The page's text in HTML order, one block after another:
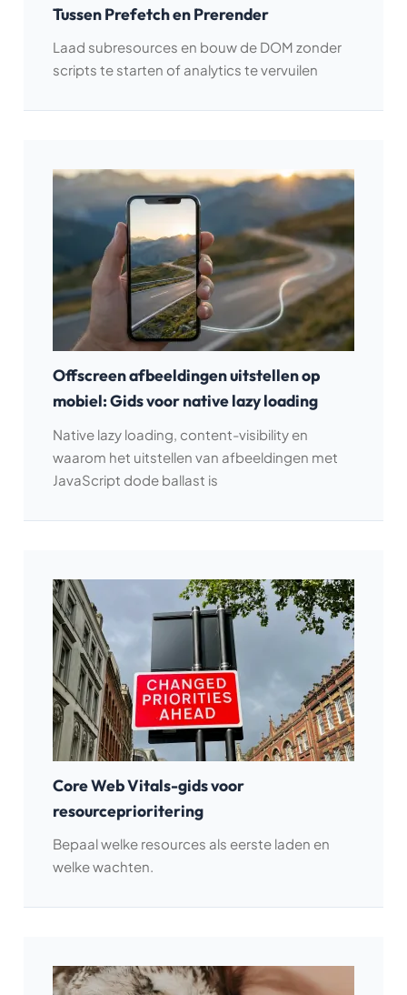
Tussen Prefetch en Prerender
Laad subresources en bouw de DOM zonder
scripts te starten of analytics te vervuilen
Offscreen afbeeldingen uitstellen op
mobiel: Gids voor native lazy loading
Native lazy loading, content-visibility en
waarom het uitstellen van afbeeldingen met
JavaScript dode ballast is
Core Web Vitals-gids voor
resourceprioritering
Bepaal welke resources als eerste laden en
welke wachten.